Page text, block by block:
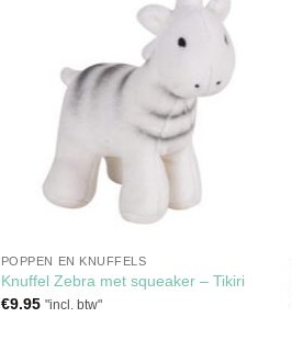
Toevoegen
aan
POPPEN EN KNUFFELS
Knuffel Zebra met squeaker – Tikiri
€9.95 "incl. btw"